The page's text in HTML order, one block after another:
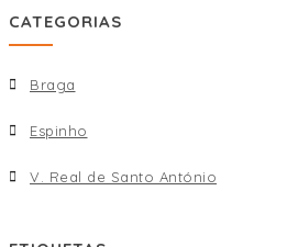
CATEGORIAS
Braga
Espinho
V. Real de Santo António